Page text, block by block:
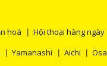
hoá Hội thoại hàng ngày
Yamanashi Aichi